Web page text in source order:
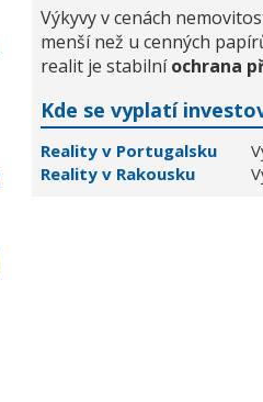
Výkyvy v cenách
menší než u cenných
realit je stabilníochrana
Kde se vyplatí
Reality v Portugalsku
Reality v Rakousku